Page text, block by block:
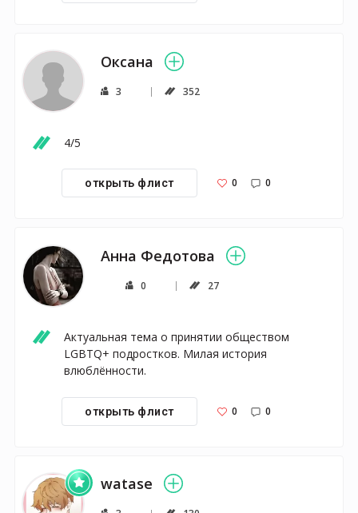
Оксана
3 352
4/5
открыть флист 0 0
Анна Федотова
0 27
Актуальная тема о принятии обществом
LGBTQ+ подростков. Милая история
влюблённости.
открыть флист 0 0
watase